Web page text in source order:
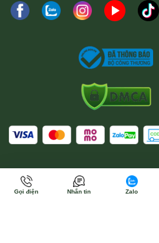
Gọi điện Nhắn tin Zalo